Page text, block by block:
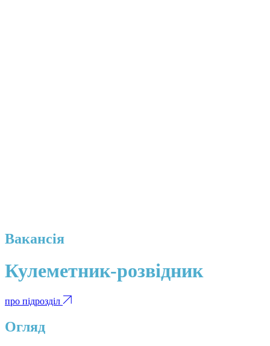
Вакансія
Кулеметник-розвідник
про підрозділ
Огляд